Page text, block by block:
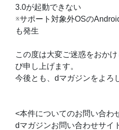
3.0が起動できない
※サポート対象外OSの
も発生
この度は大変ご迷惑をおか
び申し上げます。
今後とも、dマガジンをよろ
<本件についてのお問い合わ
dマガジンお問い合わせサイ